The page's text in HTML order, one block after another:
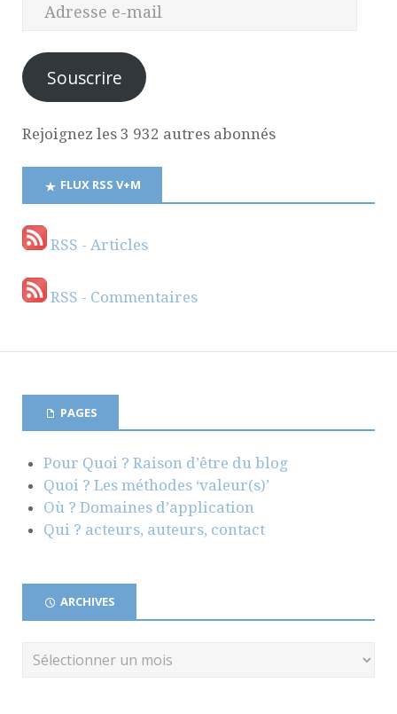
Souscrire
Rejoignez les 3 932 autres abonnés
FLUX RSS V+M
RSS - Articles
RSS - Commentaires
PAGES
Pour Quoi ? Raison d’être du blog
Quoi ? Les méthodes ‘valeur(s)’
Où ? Domaines d’application
Qui ? acteurs, auteurs, contact
ARCHIVES